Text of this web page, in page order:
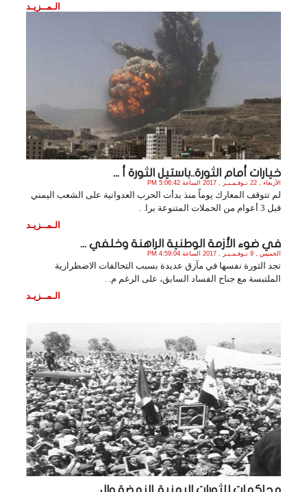
الـمــزيـد
خيارات أمام الثورة..باستيل الثورة أ ...
الأربعاء , 22 نـوفـمـبـر , 2017 الساعة 5:06:42 PM
لم تتوقف المعارك يوماً منذ بدأت الحرب العدوانية على الشعب اليمني
قبل 3 أعوام من الحملات المتنوعة برا. .
الـمــزيـد
في ضوء الأزمة الوطنية الراهنة وخلفي ...
الخميس , 9 نـوفـمـبـر , 2017 الساعة 4:59:04 PM
تجد الثورة نفسها في مآزق عديدة بسبب التحالفات الاضطرارية
الملتبسة مع جناح الفساد السابق، على الرغم م. .
الـمــزيـد